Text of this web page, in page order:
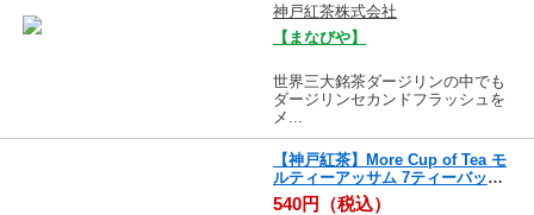
神戸紅茶株式会社
【まなびや】
世界三大銘茶ダージリンの中でも
ダージリンセカンドフラッシュを
メ...
【神戸紅茶】More Cup of Tea モ
ルティーアッサム 7ティーバッグ
ス
540円（税込）